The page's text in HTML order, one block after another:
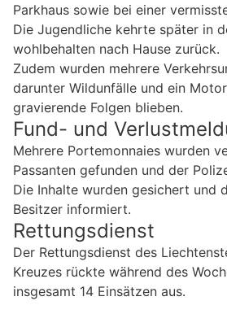
Parkhaus sowie bei einer
Die Jugendliche kehrte später in
wohlbehalten nach Hause zurück.
Zudem wurden mehrere
darunter Wildunfälle und ein
gravierende Folgen blieben.
Fund- und
Mehrere Portemonnaies wurden
Passanten gefunden und der
Die Inhalte wurden gesichert und
Besitzer informiert.
Rettungsdienst
Der Rettungsdienst des
Kreuzes rückte während des
insgesamt 14 Einsätzen aus.